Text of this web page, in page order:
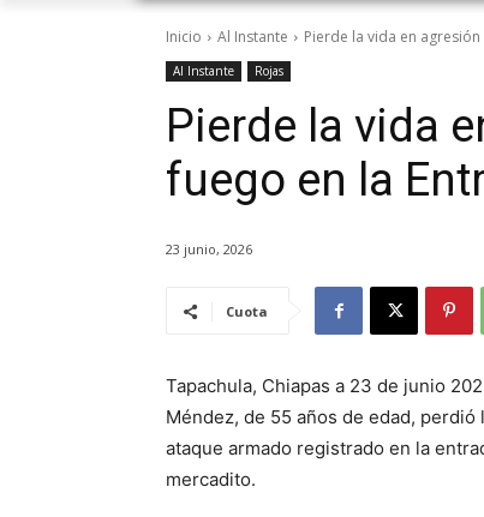
Inicio Al Instante Pierde la vida en
Al Instante Rojas
Pierde la vida
fuego en la
23 junio, 2026
Cuota
Tapachula, Chiapas a 23 de junio
Méndez, de 55 años de edad,
ataque armado registrado en la
mercadito.